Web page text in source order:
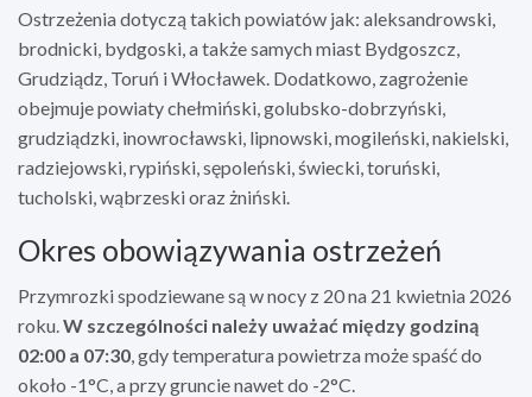
Ostrzeżenia dotyczą takich powiatów jak: aleksandrowski,
brodnicki, bydgoski, a także samych miast Bydgoszcz,
Grudziądz, Toruń i Włocławek. Dodatkowo, zagrożenie
obejmuje powiaty chełmiński, golubsko-dobrzyński,
grudziądzki, inowrocławski, lipnowski, mogileński, nakielski,
radziejowski, rypiński, sępoleński, świecki, toruński,
tucholski, wąbrzeski oraz żniński.
Okres obowiązywania ostrzeżeń
Przymrozki spodziewane są w nocy z 20 na 21 kwietnia 2026
roku. W szczególności należy uważać między godziną
02:00 a 07:30 , gdy temperatura powietrza może spaść do
około -1°C, a przy gruncie nawet do -2°C.